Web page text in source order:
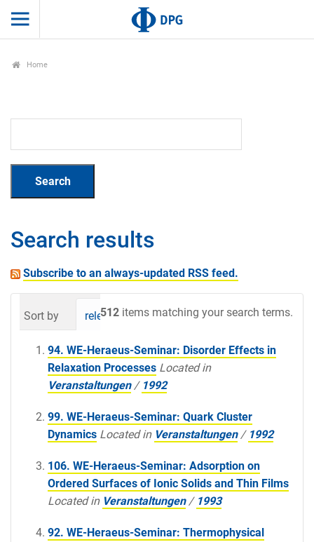
Home
Search results
Subscribe to an always-updated RSS feed.
512 items matching your search terms.
Sort by relevance date (newest first)
94. WE-Heraeus-Seminar: Disorder Effects in
Relaxation Processes Located in
Veranstaltungen / 1992
99. WE-Heraeus-Seminar: Quark Cluster
Dynamics Located in Veranstaltungen / 1992
106. WE-Heraeus-Seminar: Adsorption on
Ordered Surfaces of Ionic Solids and Thin Films
Located in Veranstaltungen / 1993
92. WE-Heraeus-Seminar: Thermophysical